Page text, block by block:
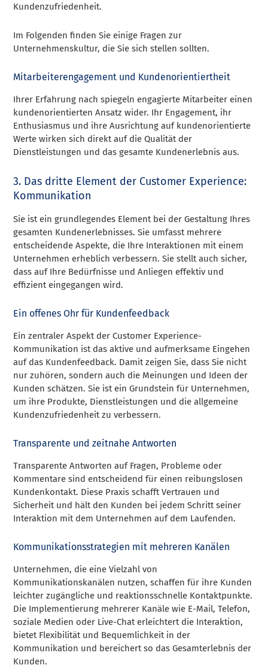
Kundenzufriedenheit.
Im Folgenden finden Sie einige Fragen zur
Unternehmenskultur, die Sie sich stellen sollten.
Mitarbeiterengagement und Kundenorientiertheit
Ihrer Erfahrung nach spiegeln engagierte Mitarbeiter einen
kundenorientierten Ansatz wider. Ihr Engagement, ihr
Enthusiasmus und ihre Ausrichtung auf kundenorientierte
Werte wirken sich direkt auf die Qualität der
Dienstleistungen und das gesamte Kundenerlebnis aus.
3. Das dritte Element der Customer Experience:
Kommunikation
Sie ist ein grundlegendes Element bei der Gestaltung Ihres
gesamten Kundenerlebnisses. Sie umfasst mehrere
entscheidende Aspekte, die Ihre Interaktionen mit einem
Unternehmen erheblich verbessern. Sie stellt auch sicher,
dass auf Ihre Bedürfnisse und Anliegen effektiv und
effizient eingegangen wird.
Ein offenes Ohr für Kundenfeedback
Ein zentraler Aspekt der Customer Experience-
Kommunikation ist das aktive und aufmerksame Eingehen
auf das Kundenfeedback. Damit zeigen Sie, dass Sie nicht
nur zuhören, sondern auch die Meinungen und Ideen der
Kunden schätzen. Sie ist ein Grundstein für Unternehmen,
um ihre Produkte, Dienstleistungen und die allgemeine
Kundenzufriedenheit zu verbessern.
Transparente und zeitnahe Antworten
Transparente Antworten auf Fragen, Probleme oder
Kommentare sind entscheidend für einen reibungslosen
Kundenkontakt. Diese Praxis schafft Vertrauen und
Sicherheit und hält den Kunden bei jedem Schritt seiner
Interaktion mit dem Unternehmen auf dem Laufenden.
Kommunikationsstrategien mit mehreren Kanälen
Unternehmen, die eine Vielzahl von
Kommunikationskanälen nutzen, schaffen für ihre Kunden
leichter zugängliche und reaktionsschnelle Kontaktpunkte.
Die Implementierung mehrerer Kanäle wie E-Mail, Telefon,
soziale Medien oder Live-Chat erleichtert die Interaktion,
bietet Flexibilität und Bequemlichkeit in der
Kommunikation und bereichert so das Gesamterlebnis der
Kunden.